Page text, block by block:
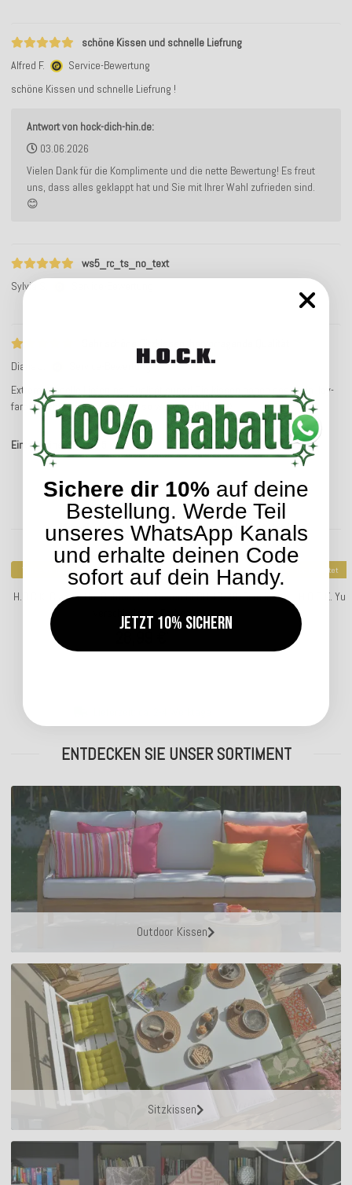
schöne Kissen und schnelle Liefrung
Alfred F.
Service-Bewertung
schöne Kissen und schnelle Liefrung !
Antwort von hock-dich-hin.de:
03.06.2026
Vielen Dank für die Komplimente und die nette Bewertung! Es freut
uns, dass alles geklappt hat und Sie mit Ihrer Wahl zufrieden sind.
😊
ws5_rc_ts_no_text
Sylvia S.
Diana J.
Service-Bewertung
Extrem schnelle Lieferung, Qualität super! Die kissen haben sogar ein Ilay-
farben sehr schön und genau so wie abgebildet 🤩
Einträge insgesamt: 5
Kunden kauften dazu folgende Artikel:
Top bewertet
H.O.C.K. Classic Uni Outdoor Sitzkissen CLOU 40x40x5cm in
verschiedenen Farben
Top bewertet
H.O.C.K.
ENTDECKEN SIE UNSER SORTIMENT
Outdoor Kissen
Sitzkissen
Sichere dir 10% auf deine
Bestellung. Werde Teil
unseres WhatsApp Kanals
und erhalte deinen Code
sofort auf dein Handy.
Jetzt 10% sichern